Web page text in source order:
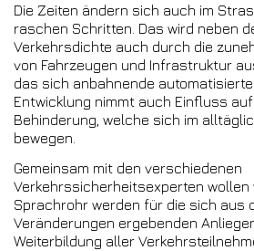
Die Zeiten ändern sich auch im
raschen Schritten. Das wird neben
Verkehrsdichte auch durch die
von Fahrzeugen und Infrastruktur
das sich anbahnende automatisierte
Entwicklung nimmt auch Einfluss
Behinderung, welche sich im
bewegen.
Gemeinsam mit den verschiedenen
Verkehrssicherheitsexperten wollen
Sprachrohr werden für die sich aus
Veränderungen ergebenden
Weiterbildung aller